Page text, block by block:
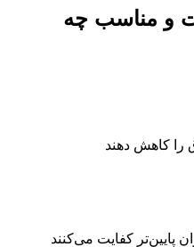
و مناسب چه
را کاهش دهند
کفایت می‌کنند